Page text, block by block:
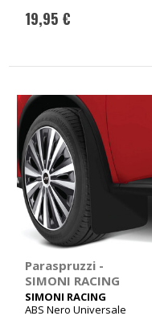
19,95 €
Paraspruzzi -
SIMONI RACING
SIMONI RACING
ABS Nero Universale